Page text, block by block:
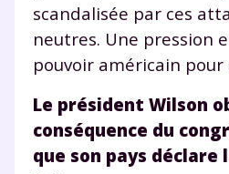
scandalisée par ces
neutres. Une pression
pouvoir américain
Le président Wilson
conséquence du
que son pays déclare